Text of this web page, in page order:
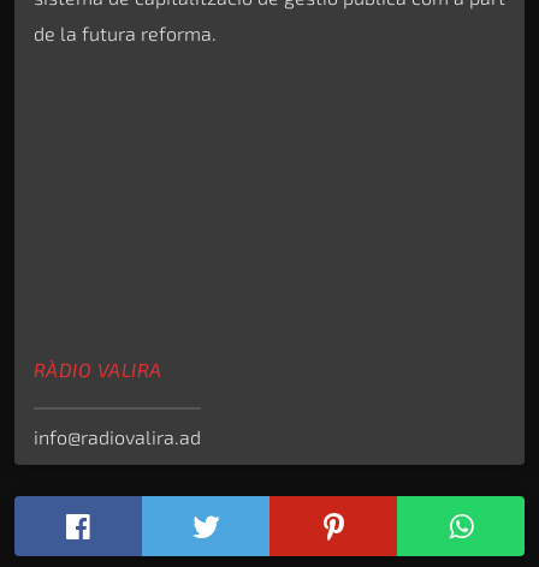
de la futura reforma.
RÀDIO VALIRA
info@radiovalira.ad